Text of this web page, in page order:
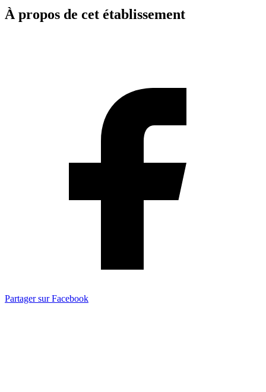
À propos de cet établissement
Partager sur Facebook